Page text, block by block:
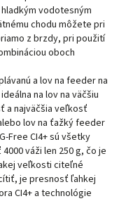
vodotesným
chodu môžete pri
z brzdy, pri použití
oboch
a lov na feeder na
na lov na väčšiu
a najväčšia veľkosť
lov na ťažký feeder
Free CI4+ sú všetky
váži len 250 g, čo je
veľkosti citeľné
je presnosť ľahkej
CI4+ a technológie